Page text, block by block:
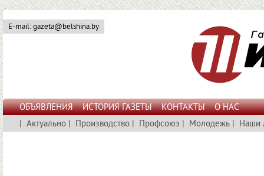
E-mail: gazeta@belshina.by
ОБЪЯВЛЕНИЯ ИСТОРИЯ ГАЗЕТЫ КОНТАКТЫ
О НАС
| Актуально | Производство | Профсоюз | Молодежь | Наши